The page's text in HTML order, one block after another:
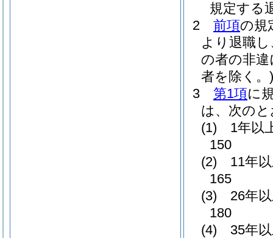
規定する
2
前項の規
より退職
の者の非
者を除く。)
3
第1項に
は、次の
(1)
1年以
150
(2)
11年
165
(3)
26年
180
(4)
35年